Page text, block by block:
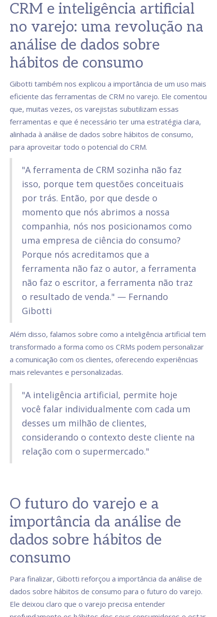
CRM e inteligência artificial
no varejo: uma revolução na
análise de dados sobre
hábitos de consumo
Gibotti também nos explicou a importância de um uso mais
eficiente das ferramentas de CRM no varejo. Ele comentou
que, muitas vezes, os varejistas subutilizam essas
ferramentas e que é necessário ter uma estratégia clara,
alinhada à análise de dados sobre hábitos de consumo,
para aproveitar todo o potencial do CRM.
"A ferramenta de CRM sozinha não faz
isso, porque tem questões conceituais
por trás. Então, por que desde o
momento que nós abrimos a nossa
companhia, nós nos posicionamos como
uma empresa de ciência do consumo?
Porque nós acreditamos que a
ferramenta não faz o autor, a ferramenta
não faz o escritor, a ferramenta não traz
o resultado de venda." — Fernando
Gibotti
Além disso, falamos sobre como a inteligência artificial tem
transformado a forma como os CRMs podem personalizar
a comunicação com os clientes, oferecendo experiências
mais relevantes e personalizadas.
"A inteligência artificial, permite hoje
você falar individualmente com cada um
desses um milhão de clientes,
considerando o contexto deste cliente na
relação com o supermercado."
O futuro do varejo e a
importância da análise de
dados sobre hábitos de
consumo
Para finalizar, Gibotti reforçou a importância da análise de
dados sobre hábitos de consumo para o futuro do varejo.
Ele deixou claro que o varejo precisa entender